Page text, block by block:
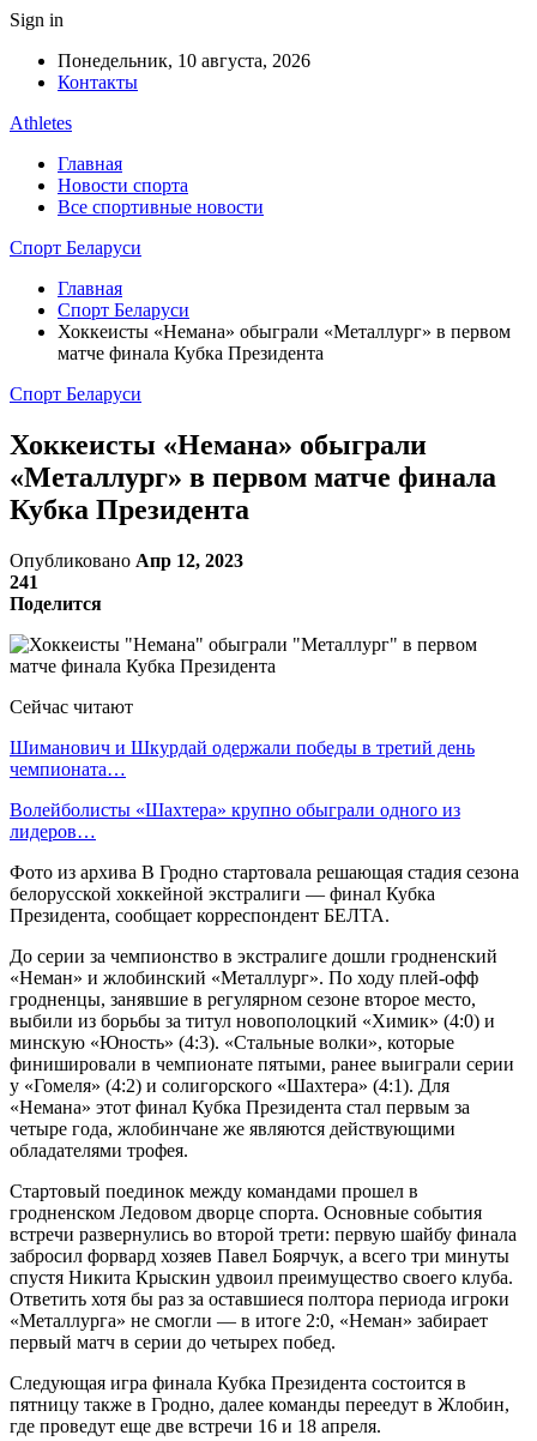
Sign in
Понедельник, 10 августа, 2026
Контакты
Athletes
Главная
Новости спорта
Все спортивные новости
Спорт Беларуси
Главная
Спорт Беларуси
Хоккеисты «Немана» обыграли «Металлург» в первом
матче финала Кубка Президента
Спорт Беларуси
Хоккеисты «Немана» обыграли
«Металлург» в первом матче финала
Кубка Президента
Опубликовано Апр 12, 2023
241
Поделится
Сейчас читают
Шиманович и Шкурдай одержали победы в третий день
чемпионата…
Волейболисты «Шахтера» крупно обыграли одного из
лидеров…
Фото из архива В Гродно стартовала решающая стадия сезона
белорусской хоккейной экстралиги — финал Кубка
Президента, сообщает корреспондент БЕЛТА.
До серии за чемпионство в экстралиге дошли гродненский
«Неман» и жлобинский «Металлург». По ходу плей-офф
гродненцы, занявшие в регулярном сезоне второе место,
выбили из борьбы за титул новополоцкий «Химик» (4:0) и
минскую «Юность» (4:3). «Стальные волки», которые
финишировали в чемпионате пятыми, ранее выиграли серии
у «Гомеля» (4:2) и солигорского «Шахтера» (4:1). Для
«Немана» этот финал Кубка Президента стал первым за
четыре года, жлобинчане же являются действующими
обладателями трофея.
Стартовый поединок между командами прошел в
гродненском Ледовом дворце спорта. Основные события
встречи развернулись во второй трети: первую шайбу финала
забросил форвард хозяев Павел Боярчук, а всего три минуты
спустя Никита Крыскин удвоил преимущество своего клуба.
Ответить хотя бы раз за оставшиеся полтора периода игроки
«Металлурга» не смогли — в итоге 2:0, «Неман» забирает
первый матч в серии до четырех побед.
Следующая игра финала Кубка Президента состоится в
пятницу также в Гродно, далее команды переедут в Жлобин,
где проведут еще две встречи 16 и 18 апреля.